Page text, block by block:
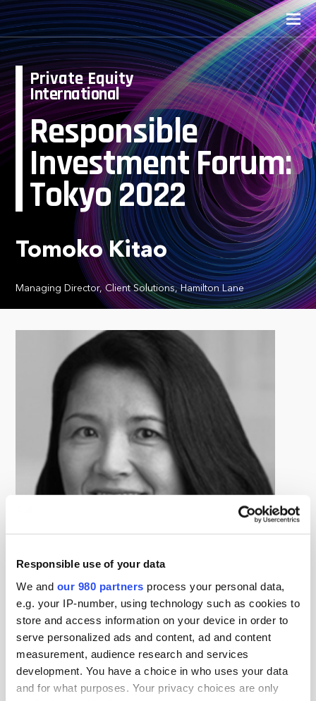
Responsible use of your data
We and our 980 partners process your personal data,
e.g. your IP-number, using technology such as cookies to
store and access information on your device in order to
serve personalized ads and content, ad and content
measurement, audience research and services
development. You have a choice in who uses your data
and for what purposes. Your privacy choices are only
Private Equity
International
Responsible
Investment Forum:
Tokyo 2022
Tomoko Kitao
Managing Director, Client Solutions, Hamilton Lane
Tomoko Kitao
Managing Director, Client Solutions, Hamilton Lane
北尾智子氏は、ハミルトンレーンジャパン合同会社日本
代表、職務執行者。クライアントソリューショングルー
プのマネージングディレクターとして、東京オフィスを